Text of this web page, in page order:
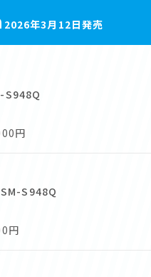
2026年3月12日発売
S948Q
円
SM-S948Q
円